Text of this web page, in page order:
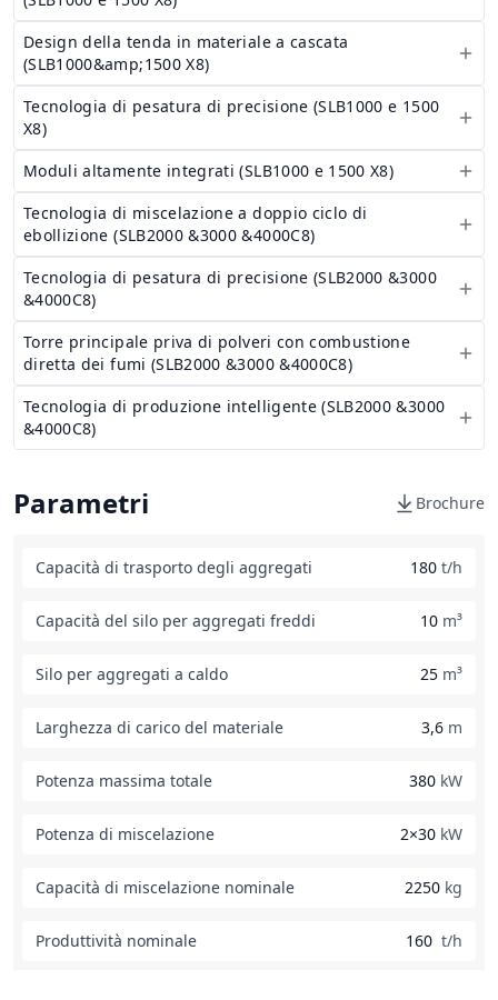
Design della tenda in materiale a cascata
(SLB1000&amp;1500 X8)
Tecnologia di pesatura di precisione (SLB1000 e 1500
X8)
Moduli altamente integrati (SLB1000 e 1500 X8)
Tecnologia di miscelazione a doppio ciclo di
ebollizione (SLB2000 &3000 &4000C8)
Tecnologia di pesatura di precisione (SLB2000 &3000
&4000C8)
Torre principale priva di polveri con combustione
diretta dei fumi (SLB2000 &3000 &4000C8)
Tecnologia di produzione intelligente (SLB2000 &3000
&4000C8)
Parametri Brochure
Capacità di trasporto degli aggregati 180 t/h
Capacità del silo per aggregati freddi 10 m³
Silo per aggregati a caldo 25 m³
Larghezza di carico del materiale 3,6 m
Potenza massima totale 380 kW
Potenza di miscelazione 2×30 kW
Capacità di miscelazione nominale 2250 kg
Produttività nominale 160 t/h